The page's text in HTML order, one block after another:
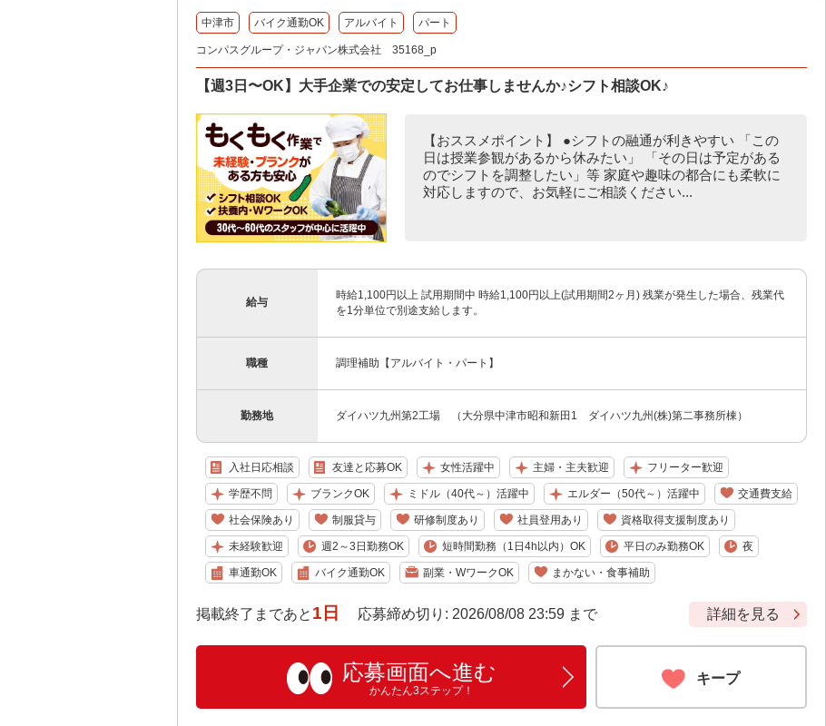
中津市 バイク通勤OK アルバイト パート
コンパスグループ・ジャパン株式会社 35168_p
【週3日〜OK】大手企業での安定してお仕事しませんか♪シフト相談OK♪
【おススメポイント】 ●シフトの融通が利きやすい 「この
日は授業参観があるから休みたい」 「その日は予定がある
のでシフトを調整したい」等 家庭や趣味の都合にも柔軟に
対応しますので、お気軽にご相談ください...
給与
時給1,100円以上 試用期間中 時給1,100円以上(試用期間2ヶ月) 残業が発生した場合、残業代
を1分単位で別途支給します。
職種 調理補助【アルバイト・パート】
勤務地 ダイハツ九州第2工場 （大分県中津市昭和新田1 ダイハツ九州(株)第二事務所棟）
入社日応相談 友達と応募OK 女性活躍中 主婦・主夫歓迎 フリーター歓迎
学歴不問 ブランクOK ミドル（40代～）活躍中 エルダー（50代～）活躍中 交通費支給
社会保険あり 制服貸与 研修制度あり 社員登用あり 資格取得支援制度あり
未経験歓迎 週2～3日勤務OK 短時間勤務（1日4h以内）OK 平日のみ勤務OK 夜
車通勤OK バイク通勤OK 副業・WワークOK まかない・食事補助
掲載終了まであと 1日 応募締め切り: 2026/08/08 23:59 まで 詳細を見る
応募画面へ進む
かんたん3ステップ！
キープ